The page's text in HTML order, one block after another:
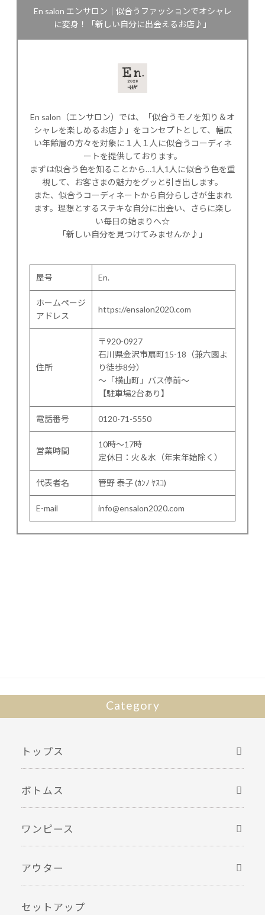
En salon エンサロン｜似合うファッションでオシャレ
に変身！「新しい自分に出会えるお店♪」
En salon（エンサロン）では、「似合うモノを知り＆オ
シャレを楽しめるお店♪」をコンセプトとして、幅広
い年齢層の方々を対象に１人１人に似合うコーディネ
ートを提供しております。
まずは似合う色を知ることから…1人1人に似合う色を重
視して、お客さまの魅力をグッと引き出します。
また、似合うコーディネートから自分らしさが生まれ
ます。理想とするステキな自分に出会い、さらに楽し
い毎日の始まりへ☆
「新しい自分を見つけてみませんか♪」
屋号 En.
ホームページ
アドレス
https://ensalon2020.com
住所
〒920-0927
石川県金沢市扇町15-18（兼六園よ
り徒歩8分）
〜「横山町」バス停前〜
【駐車場2台あり】
電話番号 0120-71-5550
営業時間
10時～17時
定休日：火＆水（年末年始除く）
代表者名 管野 泰子 (ｶﾝﾉ ﾔｽｺ)
E-mail info@ensalon2020.com
Category
トップス
ボトムス
ワンピース
アウター
セットアップ